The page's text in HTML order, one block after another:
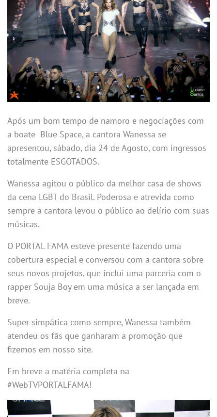
Após um bom tempo de namoro e negociações com
a boate Blue Space, a cantora Wanessa se
apresentou, sábado, dia 24 de Agosto, com ingressos
totalmente ESGOTADOS.
Wanessa agitou o público da melhor casa de shows
da cena LGBT do Brasil. Poderosa e atrevida como
sempre a cantora levou o público ao delírio com suas
músicas.
O PORTAL FAMA esteve presente fazendo uma
cobertura especial e conversou com a cantora sobre
seus novos projetos, que inclui uma parceria com o
rapper Souja Boy em uma música a ser lançada em
breve.
Super simpática como sempre, Wanessa também
atendeu os fãs que ganharam a promoção que
fizemos em nosso site.
Em breve a matéria completa na
#WebTVPORTALFAMA!